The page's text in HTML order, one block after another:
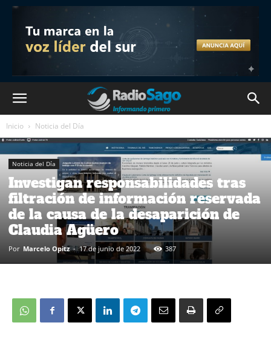
Inicio Noticia del Día
Noticia del Día
Investigan responsabilidades tras
filtración de información reservada
de la causa de la desaparición de
Claudia Agüero
Por Marcelo Opitz - 17 de junio de 2022 387